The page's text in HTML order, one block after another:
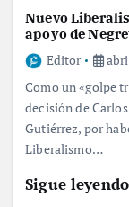
Nuevo
apoyo de
Editor
Como un «golpe
decisión de
Gutiérrez, por
Liberalismo…
Sigue leyendo